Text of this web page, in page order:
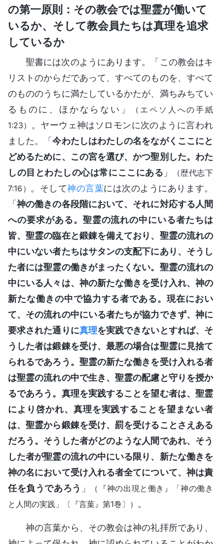
の第一原則：その教会では聖霊が働いて
いるか、そして教会員たちは真理を追求
しているか
聖書には次のようにあります。「この教会はキ
リストのからだであって、すべてのものを、すべて
のもののうちに満たしているかたが、満ちみちてい
るものに、ほかならない」
（エペソ人への手紙
1:23）
。ヤーウェ神はソロモンに次のように言われ
ました。「今わたしはわたしの名をながくここにと
どめるために、この宮を選び、かつ聖別した。わた
しの目とわたしの心は常にここにある 」
（歴代志下
7:16） 。そして神の言葉には次のようにあります。
「神の働きの各段階において、それに対応する人間
への要求がある。聖霊の流れの中にいる者たちは
皆、聖霊の臨在と鍛錬を備えており、聖霊の流れの
中にいない者たちはサタンの支配下にあり、そうし
た者には聖霊の働きがまったくない。聖霊の流れの
中にいる人々は、神の新たな働きを受け入れ、神の
新たな働きの中で協力する者である。現在におい
て、その流れの中にいる者たちが協力できず、神に
要求された通りに真理を実践できないとすれば、そ
うした者は鍛錬を受け、最悪の場合は聖霊に見捨て
られるであろう。聖霊の新たな働きを受け入れる者
は聖霊の流れの中で生き、聖霊の配慮と守りを授か
るであろう。真理を実践することを望む者は、聖霊
により啓かれ、真理を実践することを望まない者
は、聖霊から鍛錬を受け、罰を受けることさえある
だろう。そうした者がどのような人間であれ、そう
した者が聖霊の流れの中にいる限り、新たな働きを
神の名において受け入れる者全てについて、神は責
任を負うであろう 」
（『神の出現と働き』「神の働き
と人間の実践」〔『言葉』第1巻〕） 。
神の言葉から、その教会は神の礼拝所であり、